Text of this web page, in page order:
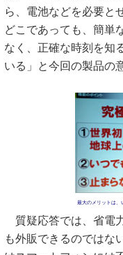
ら、電池などを必要と
どこであっても、簡単
なく、正確な時刻を知
いる」と今回の製品の
最大のメリットは、
質疑応答では、省電
も外販できるのではな